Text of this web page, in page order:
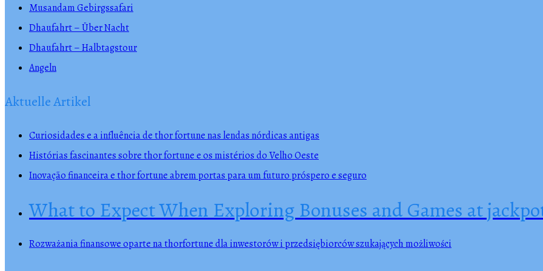
Musandam Gebirgssafari
Dhaufahrt – Über Nacht
Dhaufahrt – Halbtagstour
Angeln
Aktuelle Artikel
Curiosidades e a influência de thor fortune nas lendas nórdicas antigas
Histórias fascinantes sobre thor fortune e os mistérios do Velho Oeste
Inovação financeira e thor fortune abrem portas para um futuro próspero e seguro
What to Expect When Exploring Bonuses and Games at
Rozważania finansowe oparte na thorfortune dla inwestorów i przedsiębiorców szukających możliwości